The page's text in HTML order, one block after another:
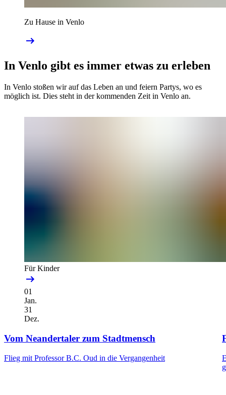
Zu Hause in Venlo
In Venlo gibt es immer etwas zu erleben
In Venlo stoßen wir auf das Leben an und feiern Partys, wo es
möglich ist. Dies steht in der kommenden Zeit in Venlo an.
Für Kinder
01
Jan.
31
Dez.
Vom Neandertaler zum Stadtmensch
Flieg mit Professor B.C. Oud in die Vergangenheit